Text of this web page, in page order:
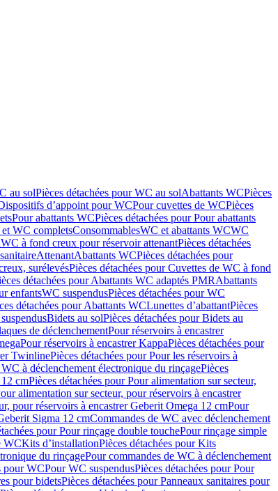
au solPièces détachées pour WC au solAbattants WCPièces
d’appoint pour WCPour cuvettes de WCPièces
Pour abattants WCPièces détachées pour Pour abattants
WC completsConsommablesWC et abattants WCWC
WC à fond creux pour réservoir attenantPièces détachées
AttenantAbattants WCPièces détachées pour
surélevésPièces détachées pour Cuvettes de WC à fond
détachées pour Abattants WC adaptés PMRAbattants
enfantsWC suspendusPièces détachées pour WC
détachées pour Abattants WCLunettes d’abattantPièces
Bidets au solPièces détachées pour Bidets au
de déclenchementPour réservoirs à encastrer
Pour réservoirs à encastrer KappaPièces détachées pour
TwinlinePièces détachées pour Pour les réservoirs à
à déclenchement électronique du rinçagePièces
cmPièces détachées pour Pour alimentation sur secteur,
alimentation sur secteur, pour réservoirs à encastrer
pour réservoirs à encastrer Geberit Omega 12 cmPour
Sigma 12 cmCommandes de WC avec déclenchement
pour Pour rinçage double touchePour rinçage simple
WCKits d’installationPièces détachées pour Kits
du rinçagePour commandes de WC à déclenchement
pour WCPour WC suspendusPièces détachées pour Pour
pour bidetsPièces détachées pour Panneaux sanitaires pour